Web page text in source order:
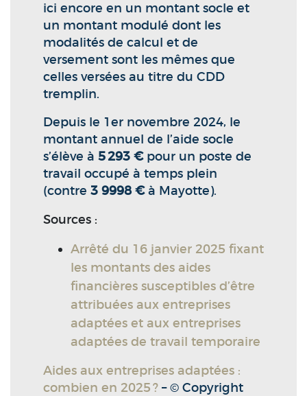
ici encore en un montant socle et
un montant modulé dont les
modalités de calcul et de
versement sont les mêmes que
celles versées au titre du CDD
tremplin.
Depuis le 1er novembre 2024, le
montant annuel de l’aide socle
s’élève à 5 293 € pour un poste de
travail occupé à temps plein
(contre 3 9998 €à Mayotte).
Sources :
Arrêté du 16 janvier 2025 fixant
les montants des aides
financières susceptibles d’être
attribuées aux entreprises
adaptées et aux entreprises
adaptées de travail temporaire
Aides aux entreprises adaptées :
combien en 2025 ? – © Copyright